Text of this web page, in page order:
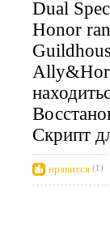
Dual
Honor
Скрипт
нравится (1)